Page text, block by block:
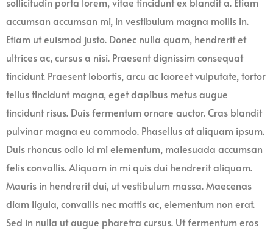
sollicitudin porta lorem, vitae tincidunt ex blandit a. Etiam
accumsan accumsan mi, in vestibulum magna mollis in.
Etiam ut euismod justo. Donec nulla quam, hendrerit et
ultrices ac, cursus a nisi. Praesent dignissim consequat
tincidunt. Praesent lobortis, arcu ac laoreet vulputate, tortor
tellus tincidunt magna, eget dapibus metus augue
tincidunt risus. Duis fermentum ornare auctor. Cras blandit
pulvinar magna eu commodo. Phasellus at aliquam ipsum.
Duis rhoncus odio id mi elementum, malesuada accumsan
felis convallis. Aliquam in mi quis dui hendrerit aliquam.
Mauris in hendrerit dui, ut vestibulum massa. Maecenas
diam ligula, convallis nec mattis ac, elementum non erat.
Sed in nulla ut augue pharetra cursus. Ut fermentum eros